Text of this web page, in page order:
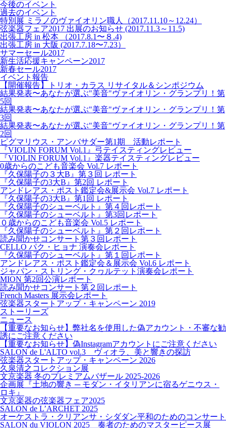
今後のイベント
過去のイベント
特別展 ミラノのヴァイオリン職人（2017.11.10～12.24）
弦楽器フェア2017 出展のお知らせ (2017.11.3～11.5)
出張工房 in 松本 （2017.8.1〜８.4)
出張工房 in 大阪 (2017.7.18〜7.23）
サマーセール2017
新生活応援キャンペーン2017
新春セール2017
イベント報告
【開催報告】トリオ・カラス リサイタル＆シンポジウム
結果発表〜あなたが選ぶ"美音"ヴァイオリン・グランプリ！第
5回
結果発表〜あなたが選ぶ"美音"ヴァイオリン・グランプリ！第
3回
結果発表〜あなたが選ぶ"美音"ヴァイオリン・グランプリ！第
2回
ピグマリウス・アンバサダー第1期 活動レポート
『VIOLIN FORUM Vol.1』弓テイスティングレビュー
『VIOLIN FORUM Vol.1』楽器テイスティングレビュー
0歳からのこども音楽会 Vol.7 レポート
『久保陽子の３大B』第３回 レポート
『久保陽子の3大B』第2回 レポート
アンドレアス・ポスト鑑定会&展示会 Vol.7 レポート
『久保陽子の3大B』第1回 レポート
『久保陽子のシューベルト』第４回レポート
『久保陽子のシューベルト』第3回レポート
０歳からのこども音楽会 Vol.5 レポート
『久保陽子のシューベルト』第２回レポート
読み聞かせコンサート第３回レポート
CELLO パク・ヒョナ 演奏会レポート
『久保陽子のシューベルト』第１回レポート
アンドレアス・ポスト鑑定会＆展示会 Vol.6 レポート
ジャパン・ストリング・クヮルテット演奏会レポート
MION 第2回公演レポート
読み聞かせコンサート第２回レポート
French Masters 展示会レポート
弦楽器スタートアップ・キャンペーン 2019
ストーリーズ
ニュース
【重要なお知らせ】弊社名を使用した偽アカウント・不審な勧
誘にご注意ください
【重要なお知らせ】偽Instagramアカウントにご注意ください
SALON de L'ALTO vol.3 ヴィオラ、美と響きの探訪
弦楽器スタートアップ・キャンペーン 2026
久泉清之コレクション展
文京楽器 冬のプレミアムバザール 2025-2026
企画展『土地の響き ─ モダン・イタリアンに宿るゲニウス・
ロキ』
文京楽器の弦楽器フェア2025
SALON de L’ARCHET 2025
オーケストラ・クリアンサ・シダダン平和のためのコンサート
SALON du VIOLON 2025 奏者のためのマスターピース展